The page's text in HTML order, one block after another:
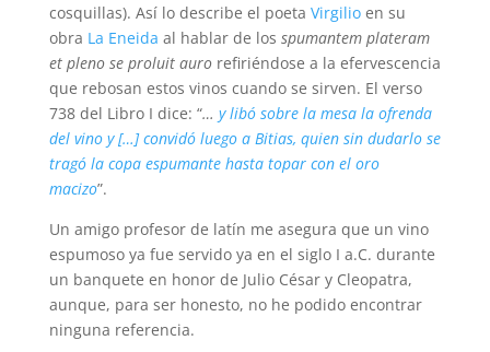
cosquillas). Así lo describe el poeta Virgilio en su
obra La Eneida al hablar de los spumantem plateram
et pleno se proluit aurorefiriéndose a la efervescencia
que rebosan estos vinos cuando se sirven. El verso
738 del Libro I dice: “… y libó sobre la mesa la ofrenda
del vino y […] convidó luego a Bitias, quien sin dudarlo se
tragó la copa espumante hasta topar con el oro
macizo”.
Un amigo profesor de latín me asegura que un vino
espumoso ya fue servido ya en el siglo I a.C. durante
un banquete en honor de Julio César y Cleopatra,
aunque, para ser honesto, no he podido encontrar
ninguna referencia.